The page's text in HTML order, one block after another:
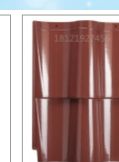
生产企业及材料科学
是西南地区乃至国
格的追求及适应轻
仿古瓦、高分子小
将现代文明与现代
司秉承创新、传承的
发，向市场提供更加优